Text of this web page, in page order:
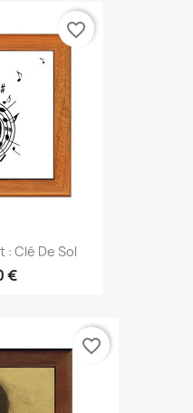
: Clé De Sol
€
favorite_border
favorite_border